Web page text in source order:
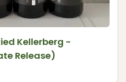
Kellerberg -
Release)